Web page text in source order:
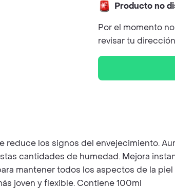
Producto no
Por el momento
revisar tu
los signos del envejecimiento.
cantidades de humedad. Mejora
mantener todos los aspectos de la
joven y flexible. Contiene 100ml